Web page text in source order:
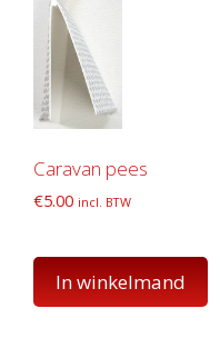
Caravan pees
€5.00 incl. BTW
In winkelmand